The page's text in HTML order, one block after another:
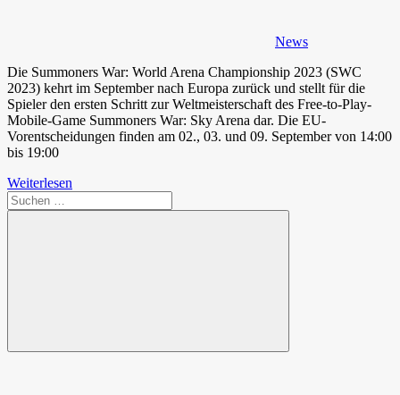
News
Die Summoners War: World Arena Championship 2023 (SWC
2023) kehrt im September nach Europa zurück und stellt für die
Spieler den ersten Schritt zur Weltmeisterschaft des Free-to-Play-
Mobile-Game Summoners War: Sky Arena dar. Die EU-
Vorentscheidungen finden am 02., 03. und 09. September von 14:00
bis 19:00
Weiterlesen
Suchen
nach:
Suchen